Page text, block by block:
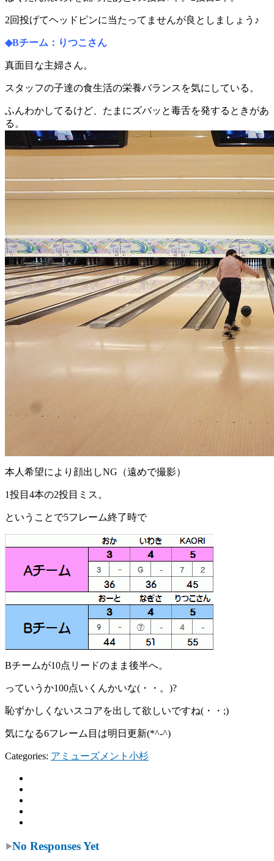
2回投げてヘッドピンに当たってませんが良としましょう♪
◆Bチーム：りつこさん
真面目な主婦さん。
スタッフの子達の食生活の栄養バランスを気にしている。
ふんわかしてるけど、たまにズバッと毒舌を発するときがあ
る。
本人希望により顔出しNG（遠めで撮影）
1投目4本の2投目ミス。
ということで5フレーム終了時で
Bチームが10点リードのまま後半へ。
っていうか100点いくんかいな(・・。)?
恥ずかしくないスコアを出して欲しいですね(・・;)
気になる6フレーム目は明日更新(*^-^)
Categories: アミューズメント小杉
No Responses Yet